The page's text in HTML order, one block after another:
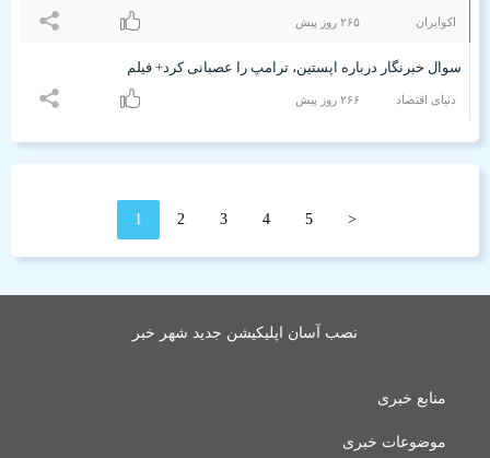
اکوایران ۲۶۵ روز پیش
سوال خبرنگار درباره اپستین، ترامپ را عصبانی کرد+ فیلم
دنیای اقتصاد ۲۶۶ روز پیش
1 2 3 4 5 <
نصب آسان اپلیکیشن جدید شهر خبر
منابع خبری
موضوعات خبری